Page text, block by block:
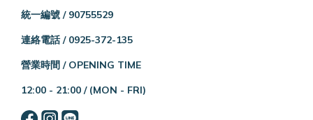
統一編號 / 90755529
連絡電話 / 0925-372-135
營業時間 / OPENING TIME
12:00 - 21:00 / (MON - FRI)